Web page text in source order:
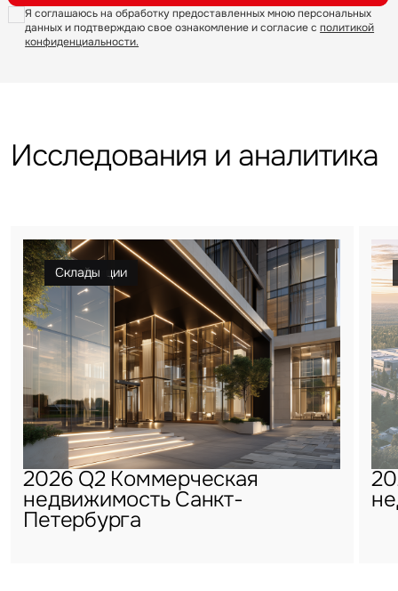
Я соглашаюсь на обработку предоставленных мною персональных
данных и подтверждаю свое ознакомление и согласие сполитикой
конфиденциальности.
Исследования и аналитика
Гостиницы
Инвестиции
Офисы
Ритейл
Склады
2026 Q2 Коммерческая
недвижимость Санкт-
Петербурга
Уведомления
Нажимая на кнопку «Отправить», вы даете свое согласие
на обработку и использование ваших персональных данных
персональных данных